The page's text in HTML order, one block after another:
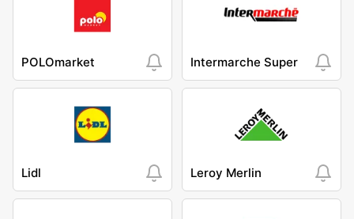
POLOmarket Intermarche Super
Lidl Leroy Merlin